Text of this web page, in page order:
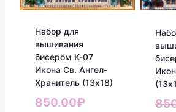
Набор для
вышивания
бисером К-07
Икона Св. Ангел-
Хранитель (13х18)
850.00₽